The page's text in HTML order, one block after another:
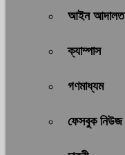
আইন আদালত
ক্যাম্পাস
গণমাধ্যম
ফেসবুক নিউজ